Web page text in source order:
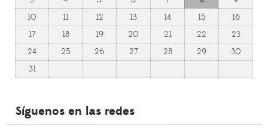
10
11 12 13 14 15
16
17
18 19 20 21 22
23
24
25 26 27 28 29
30
31
Síguenos en las redes